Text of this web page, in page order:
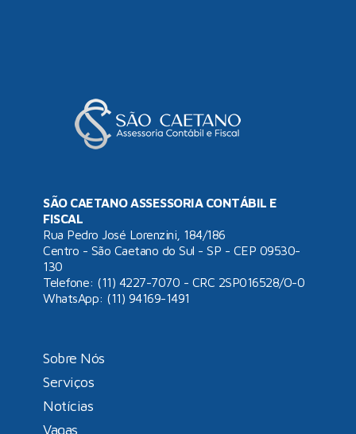
SÃO CAETANO ASSESSORIA CONTÁBIL E
FISCAL
Rua Pedro José Lorenzini, 184/186
Centro - São Caetano do Sul - SP - CEP 09530-
130
Telefone: (11) 4227-7070 - CRC 2SP016528/O-0
WhatsApp: (11) 94169-1491
Sobre Nós
Serviços
Notícias
Vagas